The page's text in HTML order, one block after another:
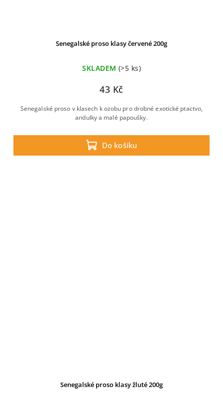
Senegalské proso klasy červené 200g
SKLADEM (>5 ks)
43 Kč
Do košíku
Senegalské proso v klasech k ozobu pro drobné exotické ptactvo,
andulky a malé papoušky.
Senegalské proso klasy žluté 200g